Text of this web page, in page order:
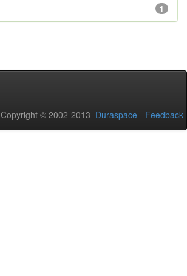
1
Copyright © 2002-2013 Duraspace - Feedback